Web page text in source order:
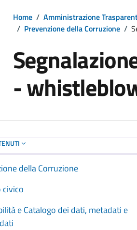
Home / Amministrazione
/ Prevenzione della Corruzione /
-
della Corruzione
civico
e Catalogo dei dati, metadati e